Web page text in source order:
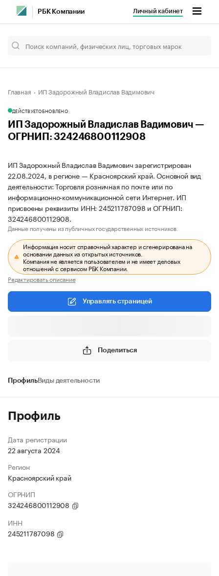
РБК Компании Личный кабинет
Главная ИП Задорожный Владислав Вадимович
ДЕЙСТВУЕТОБНОВЛЕНО
ИП Задорожный Владислав Вадимович —
ОГРНИП: 324246800112908
ИП Задорожный Владислав Вадимович зарегистрирован
22.08.2024, в регионе — Красноярский край. Основной вид
деятельности: Торговля розничная по почте или по
информационно-коммуникационной сети Интернет. ИП
присвоены реквизиты ИНН: 245211787098 и ОГРНИП:
324246800112908.
Данные получены из публичных государственных источников.
Информация носит справочный характер и сгенерирована на
основании данных из открытых источников.
Компания не является пользователем и не имеет деловых
отношений с сервисом РБК Компании.
Редактировать описание
Управлять страницей
Поделиться
ПрофильВиды деятельности
Профиль
Дата регистрации
22 августа 2024
Регион
Красноярский край
ОГРНИП
324246800112908
ИНН
245211787098